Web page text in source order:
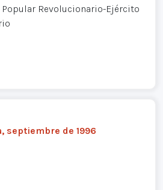
Revolucionario-Ejército
septiembre de 1996